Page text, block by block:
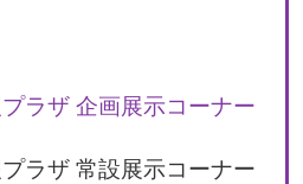
ラザ 企画展示コーナー
ラザ 常設展示コーナー